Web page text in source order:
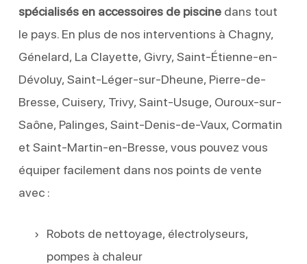
spécialisés en accessoires de piscinedans tout
le pays. En plus de nos interventions à Chagny,
Génelard, La Clayette, Givry, Saint-Étienne-en-
Dévoluy, Saint-Léger-sur-Dheune, Pierre-de-
Bresse, Cuisery, Trivy, Saint-Usuge, Ouroux-sur-
Saône, Palinges, Saint-Denis-de-Vaux, Cormatin
et Saint-Martin-en-Bresse, vous pouvez vous
équiper facilement dans nos points de vente
avec :
Robots de nettoyage, électrolyseurs,
pompes à chaleur